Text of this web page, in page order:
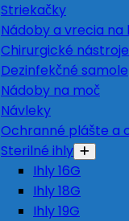
Striekačky
Nádoby a vrecia
Chirurgické
Dezinfekčné
Nádoby na moč
Návleky
Ochranné plášte a
Sterilné ihly
Ihly 16G
Ihly 18G
Ihly 19G